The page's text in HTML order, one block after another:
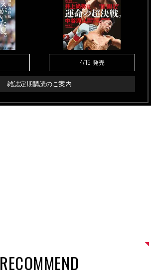
4/16 発売
雑誌定期購読のご案内
RECOMMEND